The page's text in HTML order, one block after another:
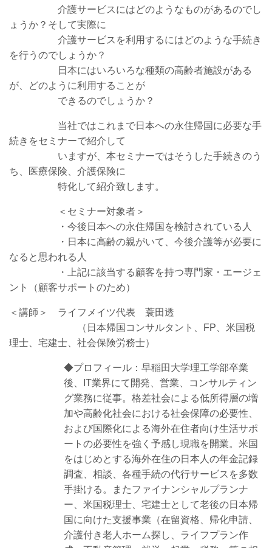
介護サービスにはどのようなものがあるのでし
ょうか？ そして実際に
介護サービスを利用するにはどのような手続き
を行うのでしょうか？
日本にはいろいろな種類の高齢者施設がある
が、どのように利用することが
できるのでしょうか？
当社ではこれまで日本への永住帰国に必要な手
続きをセミナーで紹介して
いますが、 本セミナーではそうした手続きのう
ち、医療保険、介護保険に
特化して紹介致します。
＜セミナー対象者＞
・今後日本への永住帰国を検討されている人
・日本に高齢の親がいて、今後介護等が必要に
なると思われる人
・上記に該当する顧客を持つ専門家・エージェ
ント（顧客サポートのため）
＜講師＞ ライフメイツ代表 蓑田透
（日本帰国コンサルタント、FP、米国税
理士、宅建士、社会保険労務士）
◆プロフィール：早稲田大学理工学部卒業
後、IT業界にて開発、営業、コンサルティン
グ業務に従事。格差社会による低所得層の増
加や高齢化社会における社会保障の必要性、
および国際化による海外在住者向け生活サポ
ートの必要性を強く予感し現職を開業。 米国
をはじめとする海外在住の日本人の年金記録
調査、相談、各種手続の代行サービスを多数
手掛ける。またファイナンシャルプランナ
ー、米国税理士、宅建士として老後の日本帰
国に向けた支援事業（在留資格、帰化申請、
介護付き老人ホーム探し、ライフプラン作